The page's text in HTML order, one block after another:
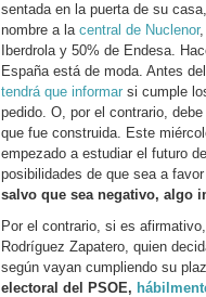
sentada en la puerta de su
nombre a la central de Nuclenor,
Iberdrola y 50% de Endesa.
España está de moda. Antes
tendrá que informar si cumple
pedido. O, por el contrario,
que fue construida. Este
empezado a estudiar el futuro
posibilidades de que sea a
salvo que sea negativo, algo
Por el contrario, si es
Rodríguez Zapatero, quien
según vayan cumpliendo su
electoral del PSOE,